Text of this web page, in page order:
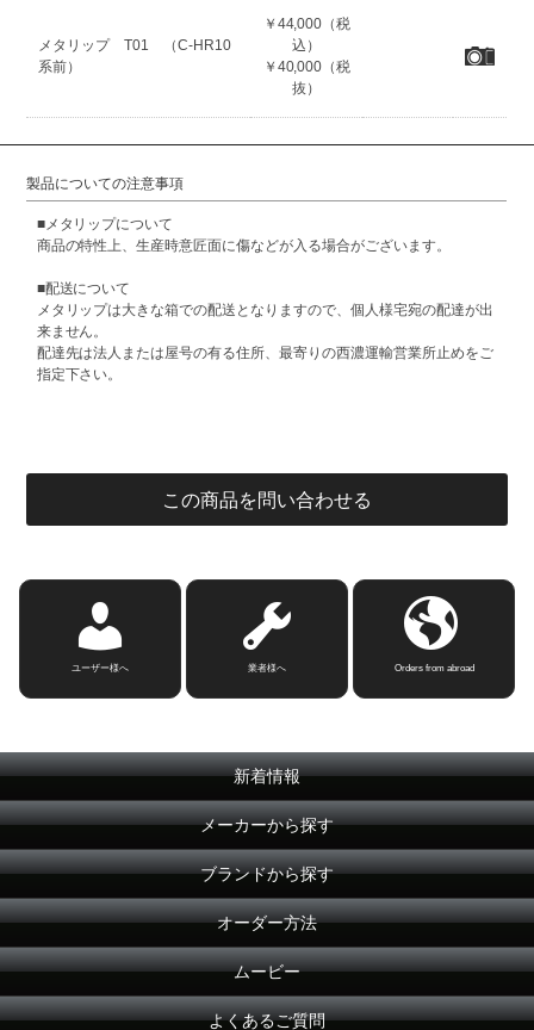
メタリップ T01 （C-HR10
系前）
￥44,000（税
込）
￥40,000（税
抜）
製品についての注意事項
■メタリップについて
商品の特性上、生産時意匠面に傷などが入る場合がございます。
■配送について
メタリップは大きな箱での配送となりますので、個人様宅宛の配達が出
来ません。
配達先は法人または屋号の有る住所、最寄りの西濃運輸営業所止めをご
指定下さい。
この商品を問い合わせる
ユーザー様へ 業者様へ Orders from abroad
新着情報
メーカーから探す
ブランドから探す
オーダー方法
ムービー
よくあるご質問